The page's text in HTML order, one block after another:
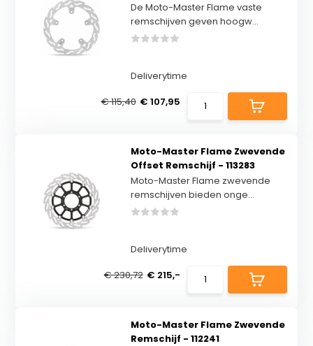
De Moto-Master Flame vaste
remschijven geven hoogw...
Deliverytime
€ 115,40 € 107,95
Moto-Master Flame Zwevende
Offset Remschijf - 113283
Moto-Master Flame zwevende
remschijven bieden onge...
Deliverytime
€ 230,72 € 215,-
Moto-Master Flame Zwevende
Remschijf - 112241